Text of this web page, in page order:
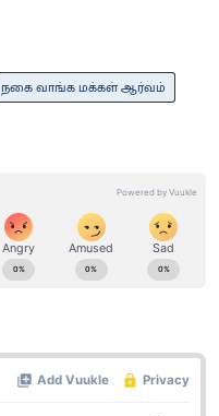
நகை வாங்க மக்கள் ஆர்வம்